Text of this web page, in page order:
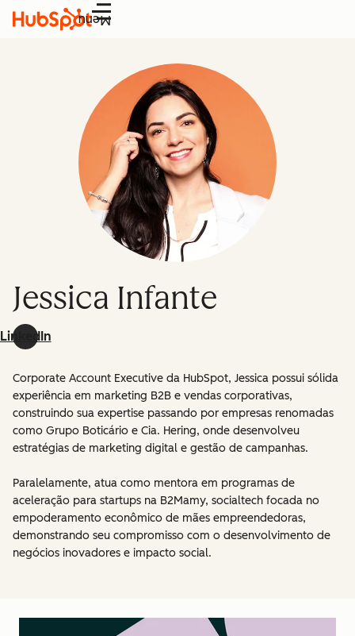
Menu
Jessica Infante
LinkedIn
Corporate Account Executive da HubSpot, Jessica possui sólida
experiência em marketing B2B e vendas corporativas,
construindo sua expertise passando por empresas renomadas
como Grupo Boticário e Cia. Hering, onde desenvolveu
estratégias de marketing digital e gestão de campanhas.
Paralelamente, atua como mentora em programas de
aceleração para startups na B2Mamy, socialtech focada no
empoderamento econômico de mães empreendedoras,
demonstrando seu compromisso com o desenvolvimento de
negócios inovadores e impacto social.